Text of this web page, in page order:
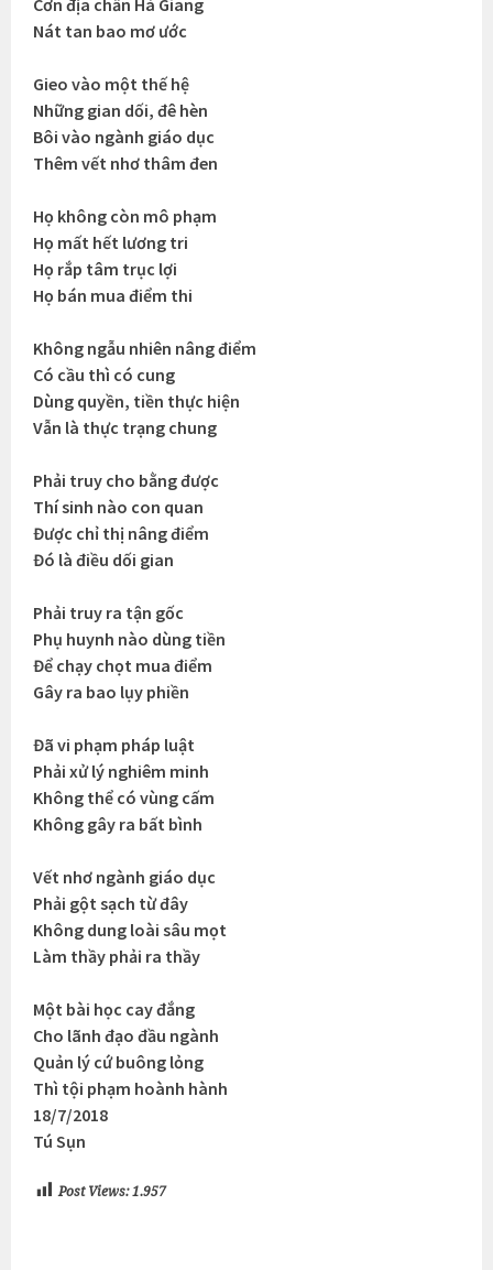
Cơn địa chấn Hà Giang
Nát tan bao mơ ước
Gieo vào một thế hệ
Những gian dối, đê hèn
Bôi vào ngành giáo dục
Thêm vết nhơ thâm đen
Họ không còn mô phạm
Họ mất hết lương tri
Họ rắp tâm trục lợi
Họ bán mua điểm thi
Không ngẫu nhiên nâng điểm
Có cầu thì có cung
Dùng quyền, tiền thực hiện
Vẫn là thực trạng chung
Phải truy cho bằng được
Thí sinh nào con quan
Được chỉ thị nâng điểm
Đó là điều dối gian
Phải truy ra tận gốc
Phụ huynh nào dùng tiền
Để chạy chọt mua điểm
Gây ra bao lụy phiền
Đã vi phạm pháp luật
Phải xử lý nghiêm minh
Không thể có vùng cấm
Không gây ra bất bình
Vết nhơ ngành giáo dục
Phải gột sạch từ đây
Không dung loài sâu mọt
Làm thầy phải ra thầy
Một bài học cay đắng
Cho lãnh đạo đầu ngành
Quản lý cứ buông lỏng
Thì tội phạm hoành hành
18/7/2018
Tú Sụn
Post Views: 1.957